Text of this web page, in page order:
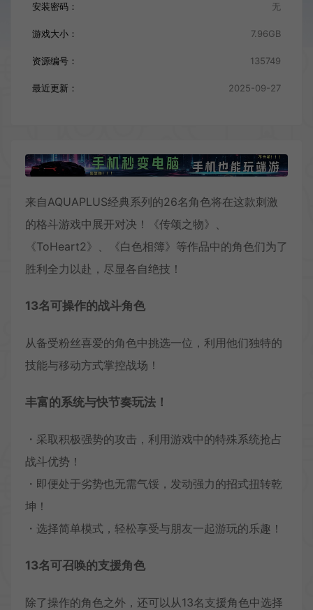
安装密码： 无
游戏大小： 7.96GB
资源编号： 135749
最近更新： 2025-09-27
来自AQUAPLUS经典系列的26名角色将在这款刺激
的格斗游戏中展开对决！《传颂之物》、
《ToHeart2》、《白色相簿》等作品中的角色们为了
胜利全力以赴，尽显各自绝技！
13名可操作的战斗角色
从备受粉丝喜爱的角色中挑选一位，利用他们独特的
技能与移动方式掌控战场！
丰富的系统与快节奏玩法！
・采取积极强势的攻击，利用游戏中的特殊系统抢占
战斗优势！
・即便处于劣势也无需气馁，发动强力的招式扭转乾
坤！
・选择简单模式，轻松享受与朋友一起游玩的乐趣！
13名可召唤的支援角色
除了操作的角色之外，还可以从13名支援角色中选择